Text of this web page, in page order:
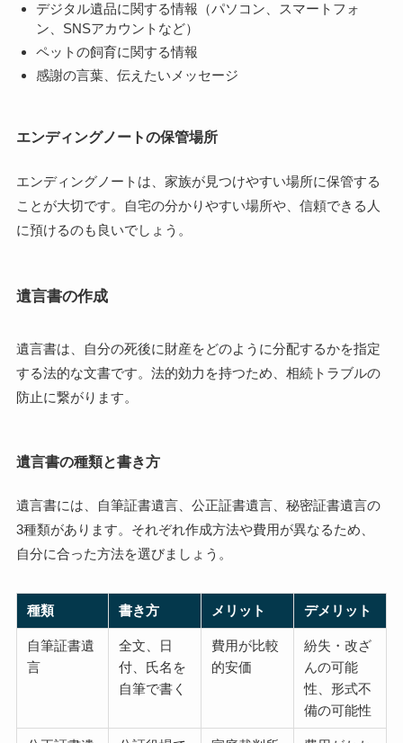
デジタル遺品に関する情報（パソコン、スマートフォ
ン、SNSアカウントなど）
ペットの飼育に関する情報
感謝の言葉、伝えたいメッセージ
エンディングノートの保管場所
エンディングノートは、家族が見つけやすい場所に保管する
ことが大切です。自宅の分かりやすい場所や、信頼できる人
に預けるのも良いでしょう。
遺言書の作成
遺言書は、自分の死後に財産をどのように分配するかを指定
する法的な文書です。法的効力を持つため、相続トラブルの
防止に繋がります。
遺言書の種類と書き方
遺言書には、自筆証書遺言、公正証書遺言、秘密証書遺言の
3種類があります。それぞれ作成方法や費用が異なるため、
自分に合った方法を選びましょう。
種類 書き方 メリット デメリット
自筆証書遺
言
全文、日
付、氏名を
自筆で書く
費用が比較
的安価
紛失・改ざ
んの可能
性、形式不
備の可能性